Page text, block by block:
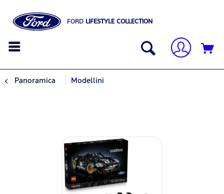
FORD LIFESTYLE COLLECTION
Panoramica Modellini